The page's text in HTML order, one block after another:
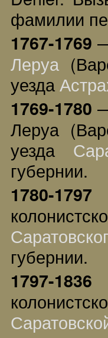
фамилии
1767-1769
Леруа
уезда
1769-1780
Леруа
уезда
губернии.
1780-1797
губернии.
1797-1836